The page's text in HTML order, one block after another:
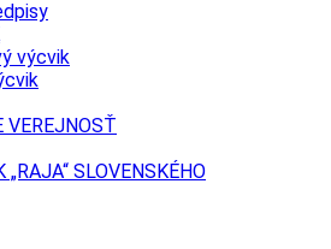
výcvik
VEREJNOSŤ
„RAJA“ SLOVENSKÉHO